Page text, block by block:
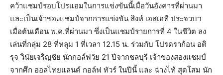
คว้าแชมป์รอบโปรแอมในการแข่งขันนี้เมื่อวันอังคารที่ผ่านมา
และเป็นเจ้าของแชมป์จากการแข่งขัน สิงห์ เอสเอที ประจวบฯ
เมื่อต้นเดือน พ.ค.ที่ผ่านมา ซึ่งเป็นแชมป์รายการที่ 4 ในชีวิต ลง
เล่นที่กลุ่ม 28 ที่หลุม 1 ที่เวลา 12.15 น. ร่วมกับ โปรดราก้อน อติ
รุจ วินัยเจริญชัย นักกอล์ฟวัย 21 ปีจากชลบุรี เจ้าของสองแชมป์
จากศึก ออลไทยแลนด์ กอล์ฟ ทัวร์ ในปีนี้ และ ฉ่างไท้ สุดโสม นัก